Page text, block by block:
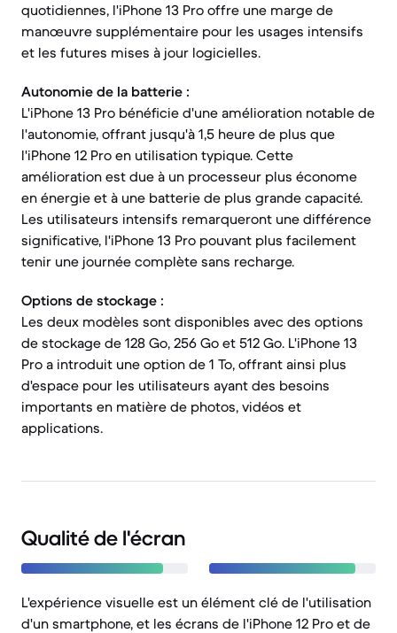
quotidiennes, l'iPhone 13 Pro offre une marge de
manœuvre supplémentaire pour les usages intensifs
et les futures mises à jour logicielles.
Autonomie de la batterie :
L'iPhone 13 Pro bénéficie d'une amélioration notable de
l'autonomie, offrant jusqu'à 1,5 heure de plus que
l'iPhone 12 Pro en utilisation typique. Cette
amélioration est due à un processeur plus économe
en énergie et à une batterie de plus grande capacité.
Les utilisateurs intensifs remarqueront une différence
significative, l'iPhone 13 Pro pouvant plus facilement
tenir une journée complète sans recharge.
Options de stockage :
Les deux modèles sont disponibles avec des options
de stockage de 128 Go, 256 Go et 512 Go. L'iPhone 13
Pro a introduit une option de 1 To, offrant ainsi plus
d'espace pour les utilisateurs ayant des besoins
importants en matière de photos, vidéos et
applications.
Qualité de l'écran
L'expérience visuelle est un élément clé de l'utilisation
d'un smartphone, et les écrans de l'iPhone 12 Pro et de